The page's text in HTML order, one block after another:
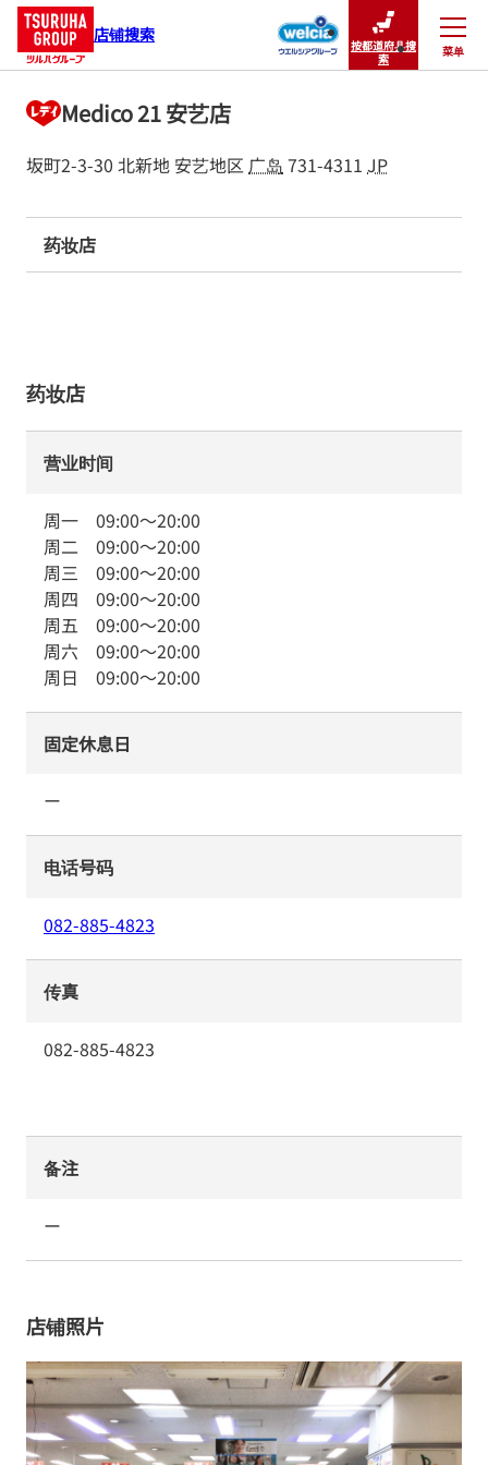
店铺搜索
按都道府县搜
索
菜单
关闭
Medico 21 安艺店
坂町2-3-30 北新地 安艺地区 广岛 731-4311 JP
药妆店
药妆店
营业时间
周一 09:00～20:00
周二 09:00～20:00
周三 09:00～20:00
周四 09:00～20:00
周五 09:00～20:00
周六 09:00～20:00
周日 09:00～20:00
固定休息日
ー
电话号码
082-885-4823
传真
082-885-4823
备注
ー
店铺照片